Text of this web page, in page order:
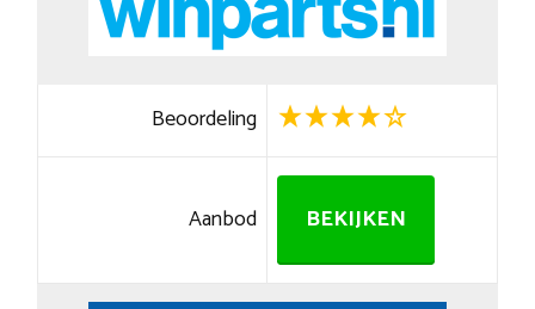
Beoordeling
Aanbod BEKIJKEN